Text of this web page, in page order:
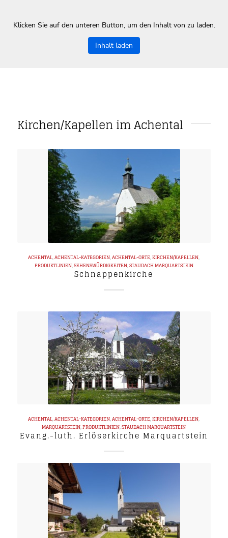
Klicken Sie auf den unteren Button, um den Inhalt von zu laden.
Inhalt laden
Kirchen/Kapellen im Achental
ACHENTAL,ACHENTAL-KATEGORIEN,ACHENTAL-ORTE,KIRCHEN/KAPELLEN,
PRODUKTLINIEN,SEHENSWÜRDIGKEITEN,STAUDACHMARQUARTSTEIN
Schnappenkirche
ACHENTAL,ACHENTAL-KATEGORIEN,ACHENTAL-ORTE,KIRCHEN/KAPELLEN,
MARQUARTSTEIN,PRODUKTLINIEN,STAUDACHMARQUARTSTEIN
Evang.-luth. Erlöserkirche Marquartstein